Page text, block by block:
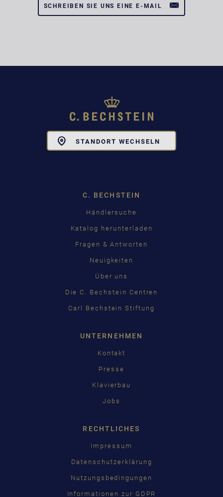
SCHREIBEN SIE UNS EINE E-MAIL
STANDORT WECHSELN
C. BECHSTEIN
Händlersuche
Katalog herunterladen
Fragen & Antworten
Neuigkeiten
Über uns
Die C. Bechstein Centren
Carl Bechstein Stiftung
UNTERNEHMEN
Kontakt
Presse
Klavierbau
Jobs
RECHTLICHES
Impressum
Datenschutzerklärung
Nutzungsbedingungen
Informationen zur GDPR